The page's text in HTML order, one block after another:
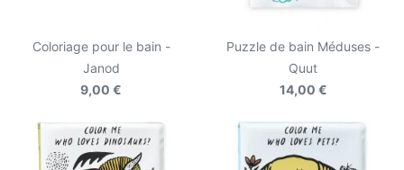
Coloriage pour le bain -
Janod
9,00 €
Puzzle de bain Méduses -
Quut
14,00 €